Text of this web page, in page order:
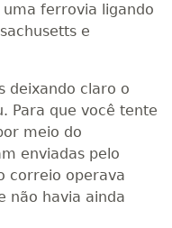
ferrovia ligando
e
deixando claro o
Para que você tente
meio do
enviadas pelo
correio operava
não havia ainda